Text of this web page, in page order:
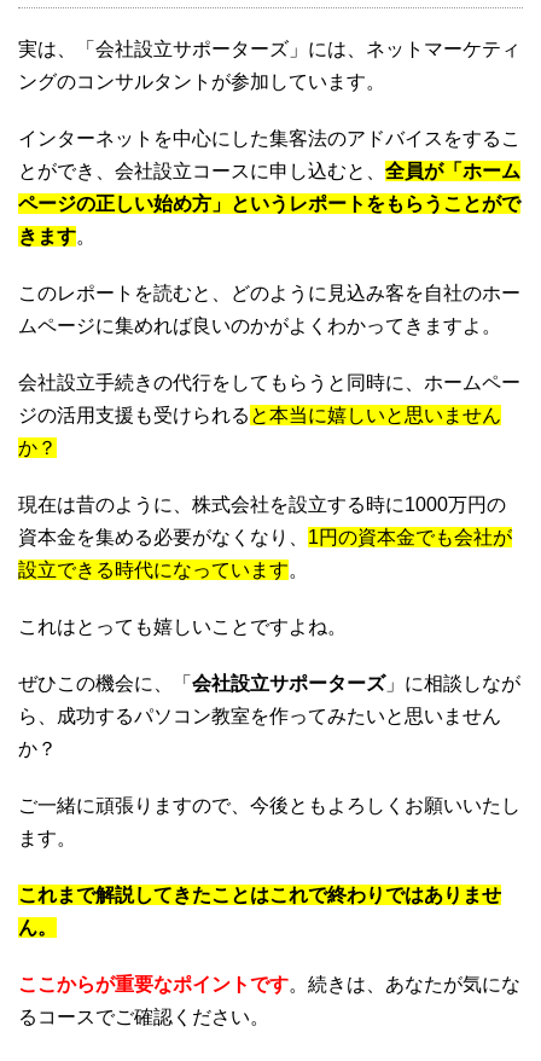
実は、「会社設立サポーターズ」には、ネットマーケティ
ングのコンサルタントが参加しています。
インターネットを中心にした集客法のアドバイスをするこ
とができ、会社設立コースに申し込むと、 全員が「ホーム
ページの正しい始め方」というレポートをもらうことがで
きます。
このレポートを読むと、どのように見込み客を自社のホー
ムページに集めれば良いのかがよくわかってきますよ。
会社設立手続きの代行をしてもらうと同時に、ホームペー
ジの活用支援も受けられる と本当に嬉しいと思いません
か？
現在は昔のように、株式会社を設立する時に1000万円の
資本金を集める必要がなくなり、 1円の資本金でも会社が
設立できる時代になっています。
これはとっても嬉しいことですよね。
ぜひこの機会に、「 会社設立サポーターズ」に相談しなが
ら、成功するパソコン教室を作ってみたいと思いません
か？
ご一緒に頑張りますので、今後ともよろしくお願いいたし
ます。
これまで解説してきたことはこれで終わりではありませ
ん。
ここからが重要なポイントです。続きは、あなたが気にな
るコースでご確認ください。